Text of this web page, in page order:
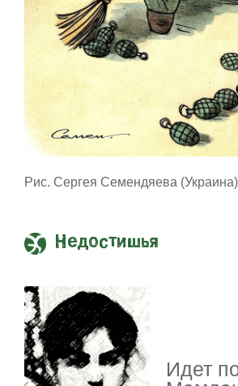
Рис. Сергея Семендяева (Украина)
Недостишья
Идет